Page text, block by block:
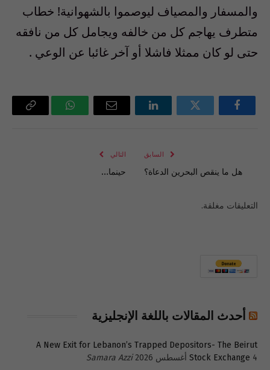
والمسفار والمصياف ليوصموا بالشهوانية! خطاب
متطرف يهاجم كل من خالفه ويجامل كل من نافقه
حتى لو كان ممثلا فاشلا أو آخر غائبا عن الوعي .
فيسبوك تويتر لينكدإن
البريد
واتساب Copy
السابق
هل ما ينقص البحرين الدعاة؟
التالي
حينما…
التعليقات مغلقة.
أحدث المقالات باللغة الإنجليزية
A New Exit for Lebanon’s Trapped Depositors- The Beirut
Stock Exchange 4 أغسطس 2026
Samara Azzi